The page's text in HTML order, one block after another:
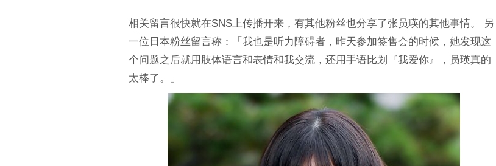
相关留言很快就在SNS上传播开来，有其他粉丝也分享了张员瑛的其他事情。 另
一位日本粉丝留言称：「我也是听力障碍者，昨天参加签售会的时候，她发现这
个问题之后就用肢体语言和表情和我交流，还用手语比划『我爱你』，员瑛真的
太棒了。」